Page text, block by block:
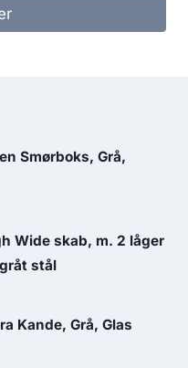
Smørboks, Grå,
Wide skab, m. 2 låger
stål
Kande, Grå, Glas